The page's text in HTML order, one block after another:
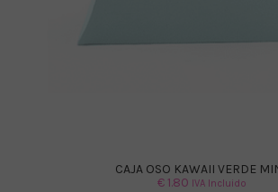
CAJA OSO KAWAII VERDE
€1.80 IVA Incluido